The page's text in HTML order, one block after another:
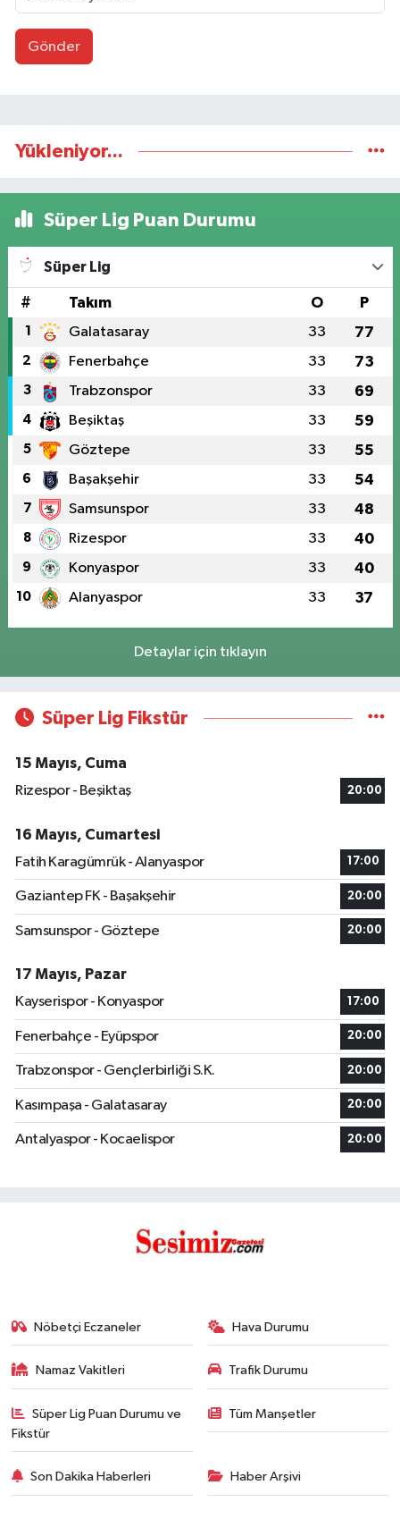
Gönder
Yükleniyor...
Süper Lig Puan Durumu
Süper Lig
# Takım O P
1 Galatasaray 33 77
2 Fenerbahçe 33 73
3 Trabzonspor 33 69
4 Beşiktaş 33 59
5 Göztepe 33 55
6 Başakşehir 33 54
7 Samsunspor 33 48
8 Rizespor 33 40
9 Konyaspor 33 40
10 Alanyaspor 33 37
Detaylar için tıklayın
Süper Lig Fikstür
15 Mayıs, Cuma
Rizespor - Beşiktaş
20:00
16 Mayıs, Cumartesi
Fatih Karagümrük - Alanyaspor
17:00
Gaziantep FK - Başakşehir 20:00
Samsunspor - Göztepe 20:00
17 Mayıs, Pazar
Kayserispor - Konyaspor
17:00
Fenerbahçe - Eyüpspor 20:00
Trabzonspor - Gençlerbirliği S.K. 20:00
Kasımpaşa - Galatasaray 20:00
Antalyaspor - Kocaelispor 20:00
Nöbetçi Eczaneler Hava Durumu
Namaz Vakitleri Trafik Durumu
Süper Lig Puan Durumu ve
Fikstür
Tüm Manşetler
Son Dakika Haberleri Haber Arşivi